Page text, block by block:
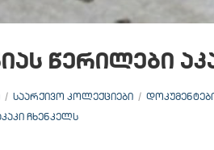
წერილები
ᲡᲐᲐᲠᲥᲘᲕᲝ ᲙᲝᲚᲔᲥᲪᲘᲔᲑᲘ
ᲩᲮᲔᲜᲙᲔᲚᲡ